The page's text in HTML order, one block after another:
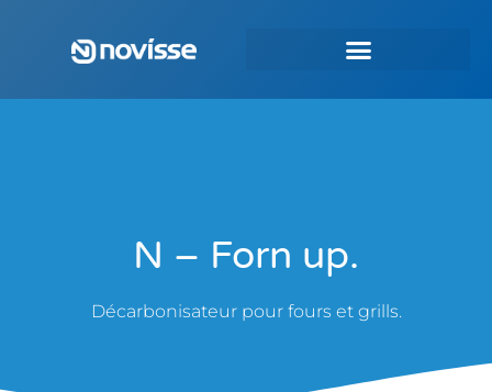
N – Forn up.
Décarbonisateur pour fours et grills.